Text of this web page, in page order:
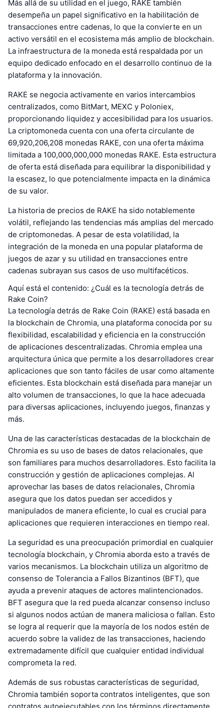
Más allá de su utilidad en el juego, RAKE también
desempeña un papel significativo en la habilitación de
transacciones entre cadenas, lo que la convierte en un
activo versátil en el ecosistema más amplio de blockchain.
La infraestructura de la moneda está respaldada por un
equipo dedicado enfocado en el desarrollo continuo de la
plataforma y la innovación.
RAKE se negocia activamente en varios intercambios
centralizados, como BitMart, MEXC y Poloniex,
proporcionando liquidez y accesibilidad para los usuarios.
La criptomoneda cuenta con una oferta circulante de
69,920,206,208 monedas RAKE, con una oferta máxima
limitada a 100,000,000,000 monedas RAKE. Esta estructura
de oferta está diseñada para equilibrar la disponibilidad y
la escasez, lo que potencialmente impacta en la dinámica
de su valor.
La historia de precios de RAKE ha sido notablemente
volátil, reflejando las tendencias más amplias del mercado
de criptomonedas. A pesar de esta volatilidad, la
integración de la moneda en una popular plataforma de
juegos de azar y su utilidad en transacciones entre
cadenas subrayan sus casos de uso multifacéticos.
Aquí está el contenido: ¿Cuál es la tecnología detrás de
Rake Coin?
La tecnología detrás de Rake Coin (RAKE) está basada en
la blockchain de Chromia, una plataforma conocida por su
flexibilidad, escalabilidad y eficiencia en la construcción
de aplicaciones descentralizadas. Chromia emplea una
arquitectura única que permite a los desarrolladores crear
aplicaciones que son tanto fáciles de usar como altamente
eficientes. Esta blockchain está diseñada para manejar un
alto volumen de transacciones, lo que la hace adecuada
para diversas aplicaciones, incluyendo juegos, finanzas y
más.
Una de las características destacadas de la blockchain de
Chromia es su uso de bases de datos relacionales, que
son familiares para muchos desarrolladores. Esto facilita la
construcción y gestión de aplicaciones complejas. Al
aprovechar las bases de datos relacionales, Chromia
asegura que los datos puedan ser accedidos y
manipulados de manera eficiente, lo cual es crucial para
aplicaciones que requieren interacciones en tiempo real.
La seguridad es una preocupación primordial en cualquier
tecnología blockchain, y Chromia aborda esto a través de
varios mecanismos. La blockchain utiliza un algoritmo de
consenso de Tolerancia a Fallos Bizantinos (BFT), que
ayuda a prevenir ataques de actores malintencionados.
BFT asegura que la red pueda alcanzar consenso incluso
si algunos nodos actúan de manera maliciosa o fallan. Esto
se logra al requerir que la mayoría de los nodos estén de
acuerdo sobre la validez de las transacciones, haciendo
extremadamente difícil que cualquier entidad individual
comprometa la red.
Además de sus robustas características de seguridad,
Chromia también soporta contratos inteligentes, que son